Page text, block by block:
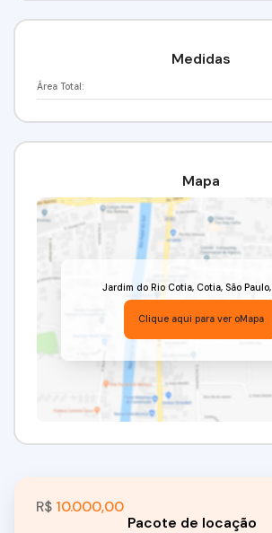
Medidas
Área Total:
Mapa
Jardim do Rio Cotia, Cotia, São Paulo,
Clique aqui para ver oMapa
R$ 10.000,00